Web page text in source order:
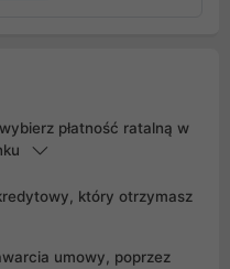
płatność ratalną w
który otrzymasz
umowy, poprzez